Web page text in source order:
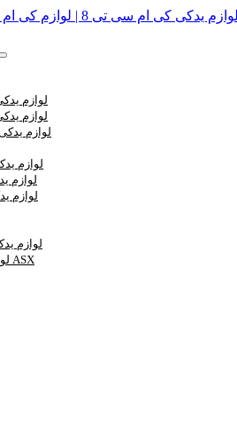
لوازم
لوازم
لوازم
لوازم
لوازم
لوازم
لوازم
لوازم یدکی میتسوبیشی ASX